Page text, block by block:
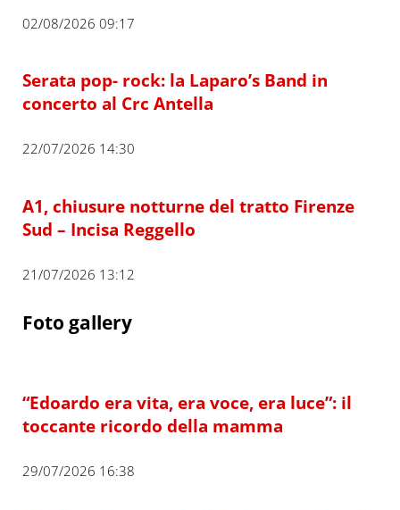
02/08/2026 09:17
Serata pop- rock: la Laparo’s Band in
concerto al Crc Antella
22/07/2026 14:30
A1, chiusure notturne del tratto Firenze
Sud – Incisa Reggello
21/07/2026 13:12
Foto gallery
“Edoardo era vita, era voce, era luce”: il
toccante ricordo della mamma
29/07/2026 16:38